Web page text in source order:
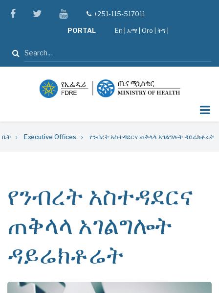
facebooktwitteryoutube
tel+251-115-517011
PORTAL En አማ Oro ትግ |
ፈልግ
ቤት Executive Offices የንብረት አስተዳደርና ጠቅላላ አገልግሎት ዳይሬክቶሬት
የንብረት አስተዳደርና
ጠቅላላ አገልግሎት
ዳይሬክቶሬት